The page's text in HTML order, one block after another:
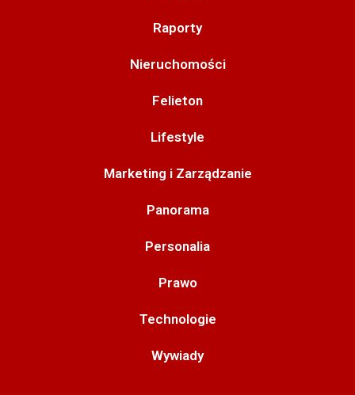
Raporty
Nieruchomości
Felieton
Lifestyle
Marketing i Zarządzanie
Panorama
Personalia
Prawo
Technologie
Wywiady